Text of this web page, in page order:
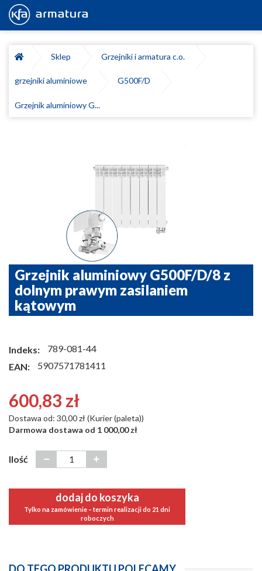
Sklep Grzejniki i armatura c.o.
grzejniki aluminiowe G500F/D
Grzejnik aluminiowy G...
Grzejnik aluminiowy G500F/D/8 z
dolnym prawym zasilaniem
kątowym
Indeks:
789-081-44
EAN:
5907571781411
600,83 zł
Dostawa od: 30,00 zł (Kurier (paleta))
Darmowa dostawa od 1 000,00 zł
Ilość
dodaj do koszyka
Tylko na zamówienie – termin realizacji do 21 dni
roboczych